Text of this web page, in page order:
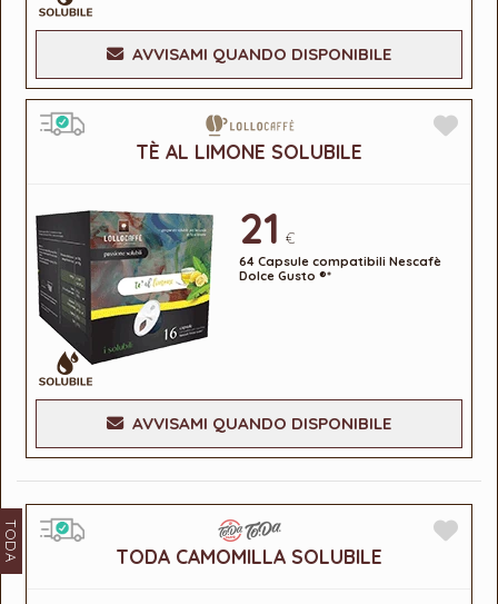
AVVISAMI QUANDO DISPONIBILE
TÈ AL LIMONE SOLUBILE
21 €
64 Capsule compatibili Nescafè
Dolce Gusto ®*
AVVISAMI QUANDO DISPONIBILE
TODA TODA CAMOMILLA SOLUBILE